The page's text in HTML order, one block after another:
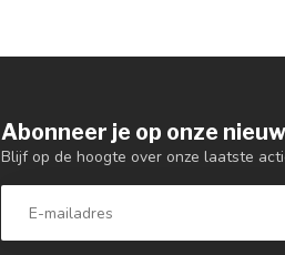
Abonneer je op onze
Blijf op de hoogte over onze laatste